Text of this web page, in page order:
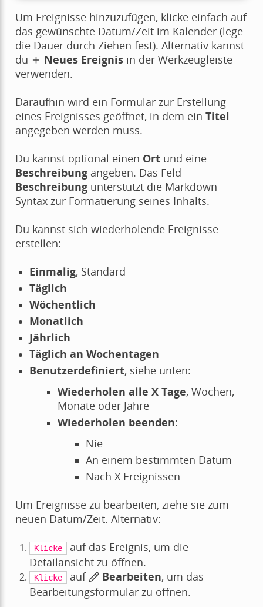
Um Ereignisse hinzuzufügen, klicke einfach auf
das gewünschte Datum/Zeit im Kalender (lege
die Dauer durch Ziehen fest). Alternativ kannst
du
Neues Ereignis in der Werkzeugleiste
verwenden.
Daraufhin wird ein Formular zur Erstellung
eines Ereignisses geöffnet, in dem ein Titel
angegeben werden muss.
Du kannst optional einen Ortund eine
Beschreibungangeben. Das Feld
Beschreibungunterstützt die Markdown-
Syntax zur Formatierung seines Inhalts.
Du kannst sich wiederholende Ereignisse
erstellen:
Einmalig, Standard
Täglich
Wöchentlich
Monatlich
Jährlich
Täglich an Wochentagen
Benutzerdefiniert, siehe unten:
Wiederholen alle X Tage, Wochen,
Monate oder Jahre
Wiederholen beenden:
Nie
An einem bestimmten Datum
Nach X Ereignissen
Um Ereignisse zu bearbeiten, ziehe sie zum
neuen Datum/Zeit. Alternativ:
Klicke
auf das Ereignis, um die
Detailansicht zu öffnen.
Klicke auf Bearbeiten, um das
Bearbeitungsformular zu öffnen.